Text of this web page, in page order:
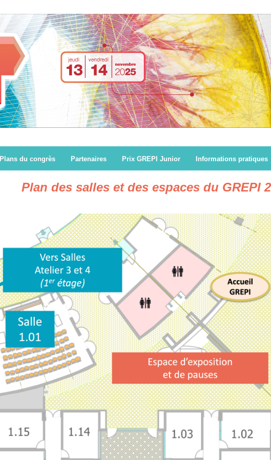
Plans du congrès Partenaires Prix GREPI Junior Informations pratiques
Plan des salles et des espaces du GREPI